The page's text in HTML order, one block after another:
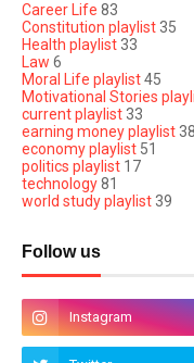
Career Life 83
Constitution playlist 35
Health playlist 33
Law 6
Moral Life playlist45
Motivational Stories
current playlist 33
earning money playlist 38
economy playlist 51
politics playlist 17
technology81
world study playlist 39
Follow us